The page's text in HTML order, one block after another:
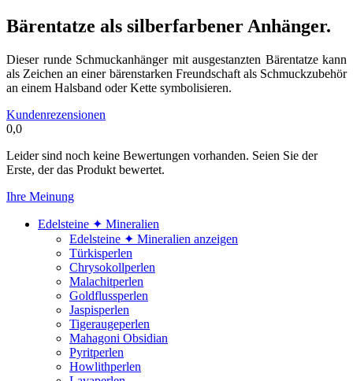
Bärentatze als silberfarbener Anhänger.
Dieser runde Schmuckanhänger mit ausgestanzten Bärentatze kann
als Zeichen an einer bärenstarken Freundschaft als Schmuckzubehör
an einem Halsband oder Kette symbolisieren.
Kundenrezensionen
0,0
Leider sind noch keine Bewertungen vorhanden. Seien Sie der
Erste, der das Produkt bewertet.
Ihre Meinung
Edelsteine ✦ Mineralien
Edelsteine ✦ Mineralien anzeigen
Türkisperlen
Chrysokollperlen
Malachitperlen
Goldflussperlen
Jaspisperlen
Tigeraugeperlen
Mahagoni Obsidian
Pyritperlen
Howlithperlen